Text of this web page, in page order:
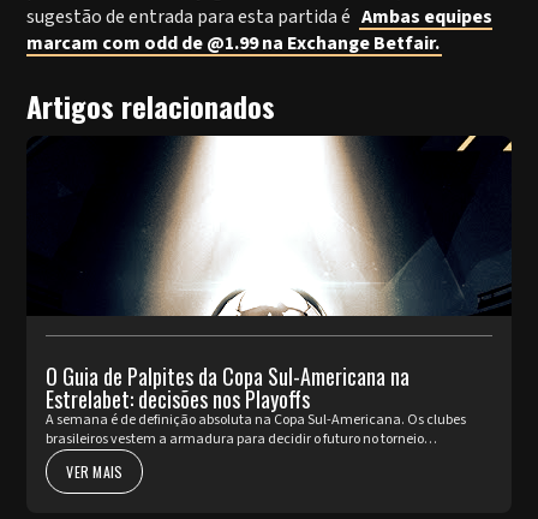
sugestão de entrada para esta partida é Ambas equipes
marcam com odd de @1.99 na Exchange Betfair.
Artigos relacionados
O Guia de Palpites da Copa Sul-Americana na
Estrelabet: decisões nos Playoffs
A semana é de definição absoluta na Copa Sul-Americana. Os clubes
brasileiros vestem a armadura para decidir o futuro no torneio
internacional diante da sua torcida, valendo a cobiçada vaga nas oi...
VER MAIS